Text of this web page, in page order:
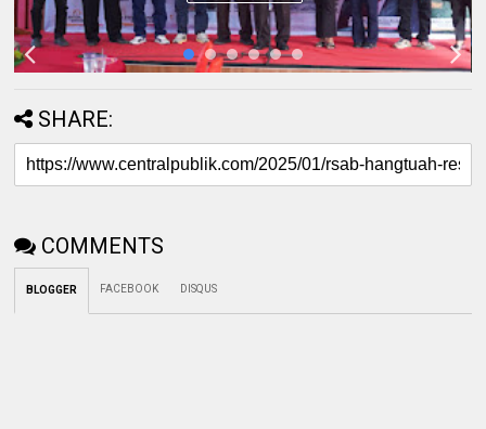
SHARE:
COMMENTS
BLOGGER FACEBOOK DISQUS